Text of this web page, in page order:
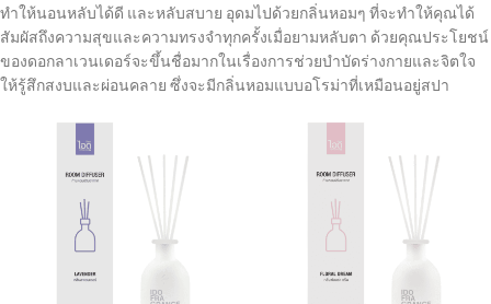
ทำให้นอนหลับได้ดี และหลับสบาย อุดมไปด้วยกลิ่นหอมๆ ที่จะทำให้คุณได้
สัมผัสถึงความสุขและความทรงจำทุกครั้งเมื่อยามหลับตา ด้วยคุณประโยชน์
ของดอกลาเวนเดอร์จะขึ้นชื่อมากในเรื่องการช่วยบำบัดร่างกายและจิตใจ
ให้รู้สึกสงบและผ่อนคลาย ซึ่งจะมีกลิ่นหอมแบบอโรม่าที่เหมือนอยู่สปา